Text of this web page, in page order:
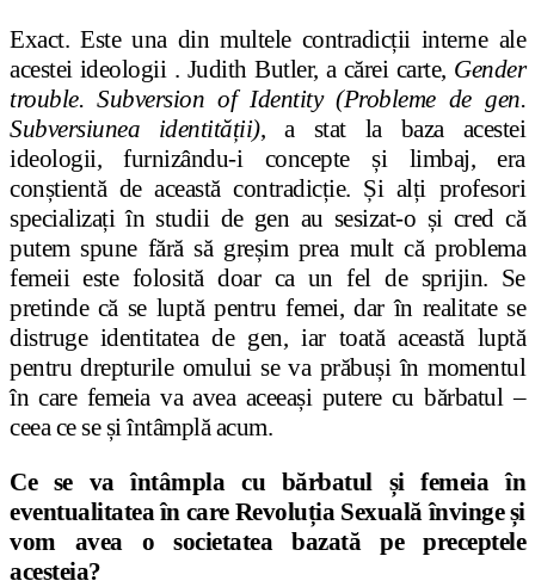
Exact. Este una din multele contradicții interne ale
acestei ideologii . Judith Butler, a cărei carte, Gender
trouble. Subversion of Identity (Probleme de gen.
Subversiunea identității), a stat la baza acestei
ideologii, furnizându-i concepte și limbaj, era
conștientă de această contradicție. Și alți profesori
specializați în studii de gen au sesizat-o și cred că
putem spune fără să greșim prea mult că problema
femeii este folosită doar ca un fel de sprijin. Se
pretinde că se luptă pentru femei, dar în realitate se
distruge identitatea de gen, iar toată această luptă
pentru drepturile omului se va prăbuși în momentul
în care femeia va avea aceeași putere cu bărbatul –
ceea ce se și întâmplă acum.
Ce se va întâmpla cu bărbatul și femeia în
eventualitatea în care Revoluția Sexuală învinge și
vom avea o societatea bazată pe preceptele
acesteia?